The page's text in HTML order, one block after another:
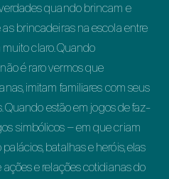
quando brincam e
brincadeiras na escola entre
claro. Quando
é raro vermos que
imitam familiares com seus
Quando estão em jogos de faz-
simbólicos – em que criam
batalhas e heróis, elas
e relações cotidianas do